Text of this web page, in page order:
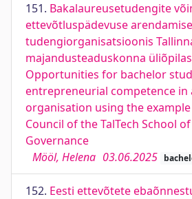
151. Bakalaureusetudengite
ettevõtluspädevuse
tudengiorganisatsioonis
majandusteaduskonna
Opportunities for bachelor
entrepreneurial competence in
organisation using the
Council of the TalTech School
Governance
Mööl, Helena 03.06.2025
152. Eesti ettevõtete